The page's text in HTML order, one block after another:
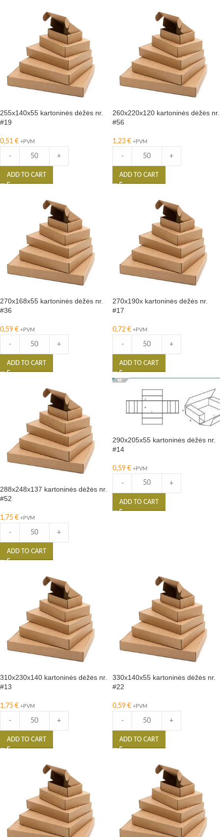
255x140x55 kartoninės dėžės nr.
#19
0,51 € +PVM
- +
ADD TO CART
260x220x120 kartoninės dėžės nr.
#56
1,23 € +PVM
- +
ADD TO CART
270x168x55 kartoninės dėžės nr.
#36
0,59 € +PVM
- +
ADD TO CART
270x190x kartoninės dėžės nr.
#17
0,72 € +PVM
- +
ADD TO CART
288x248x137 kartoninės dėžės nr.
#52
1,75 € +PVM
- +
ADD TO CART
290x205x55 kartoninės dėžės nr.
#14
0,59 € +PVM
- +
ADD TO CART
310x230x140 kartoninės dėžės nr.
#13
1,75 € +PVM
- +
ADD TO CART
330x140x55 kartoninės dėžės nr.
#22
0,59 € +PVM
- +
ADD TO CART